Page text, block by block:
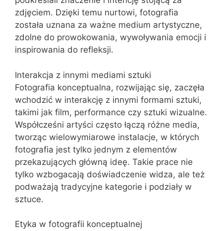
zdjęciem. Dzięki temu nurtowi, fotografia
została uznana za ważne medium artystyczne,
zdolne do prowokowania, wywoływania emocji i
inspirowania do refleksji.
Interakcja z innymi mediami sztuki
Fotografia konceptualna, rozwijając się, zaczęła
wchodzić w interakcję z innymi formami sztuki,
takimi jak film, performance czy sztuki wizualne.
Współcześni artyści często łączą różne media,
tworząc wielowymiarowe instalacje, w których
fotografia jest tylko jednym z elementów
przekazujących główną ideę. Takie prace nie
tylko wzbogacają doświadczenie widza, ale też
podważają tradycyjne kategorie i podziały w
sztuce.
Etyka w fotografii konceptualnej